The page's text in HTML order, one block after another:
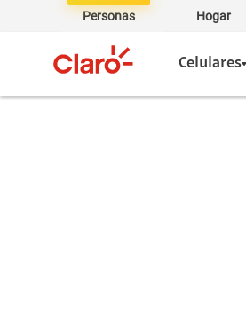
Personas Hogar
Celulares